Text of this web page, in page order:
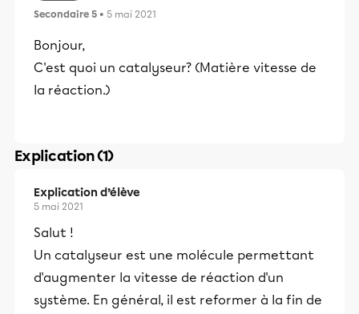
Secondaire 5 • 5 mai 2021
Bonjour,
C'est quoi un catalyseur? (Matière vitesse de
la réaction.)
Explication (1)
Explication d’élève
5 mai 2021
Salut !
Un catalyseur est une molécule permettant
d'augmenter la vitesse de réaction d'un
système. En général, il est reformer à la fin de